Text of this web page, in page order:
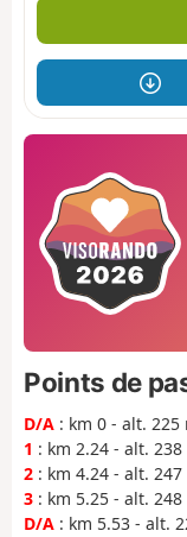
Points de
D/A : km 0 - alt. 225
1 : km 2.24 - alt.
2 : km 4.24 - alt. 247
3 : km 5.25 - alt.
D/A : km 5.53 - alt.